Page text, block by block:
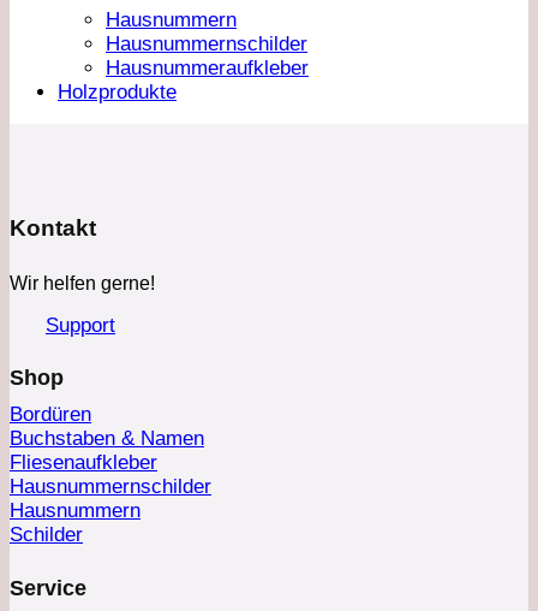
Hausnummern
Hausnummernschilder
Hausnummeraufkleber
Holzprodukte
Kontakt
Wir helfen gerne!
Support
Shop
Bordüren
Buchstaben & Namen
Fliesenaufkleber
Hausnummernschilder
Hausnummern
Schilder
Service